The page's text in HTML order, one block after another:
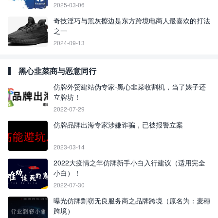
2025-03-06
奇技淫巧与黑灰擦边是东方跨境电商人最喜欢的打法
之一
2024-09-13
黑心韭菜商与恶意同行
仿牌外贸建站伪专家-黑心韭菜收割机，当了婊子还
立牌坊！
2022-07-29
仿牌品牌出海专家涉嫌诈骗，已被报警立案
2023-03-14
2022大疫情之年仿牌新手小白入行建议（适用完全
小白）！
2022-07-30
曝光仿牌剽窃无良服务商之品牌跨境（原名为：麦穗
跨境）